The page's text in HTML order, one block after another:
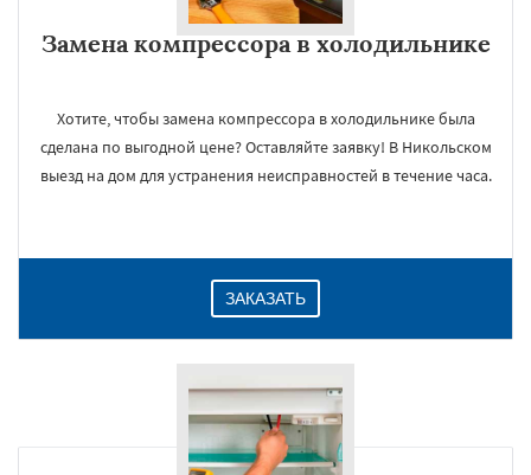
Замена компрессора в холодильнике
Хотите, чтобы замена компрессора в холодильнике была
сделана по выгодной цене? Оставляйте заявку! В Никольском
выезд на дом для устранения неисправностей в течение часа.
ЗАКАЗАТЬ